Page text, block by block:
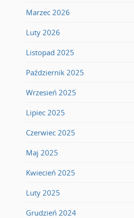
Marzec 2026
Luty 2026
Listopad 2025
Październik 2025
Wrzesień 2025
Lipiec 2025
Czerwiec 2025
Maj 2025
Kwiecień 2025
Luty 2025
Grudzień 2024